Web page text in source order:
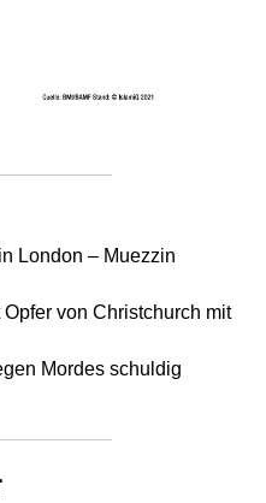
London – Muezzin
von Christchurch mit
Mordes schuldig